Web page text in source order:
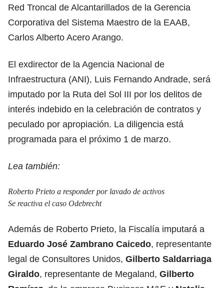
Red Troncal de Alcantarillados de la Gerencia
Corporativa del Sistema Maestro de la EAAB,
Carlos Alberto Acero Arango.
El exdirector de la Agencia Nacional de
Infraestructura (ANI), Luis Fernando Andrade, será
imputado por la Ruta del Sol III por los delitos de
interés indebido en la celebración de contratos y
peculado por apropiación. La diligencia está
programada para el próximo 1 de marzo.
Lea también:
Roberto Prieto a responder por lavado de activos
Se reactiva el caso Odebrecht
Además de Roberto Prieto, la Fiscalía imputará a
Eduardo José Zambrano Caicedo, representante
legal de Consultores Unidos, Gilberto Saldarriaga
Giraldo, representante de Megaland, Gilberto